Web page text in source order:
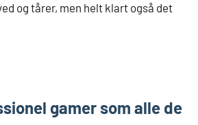
og tårer, men helt klart også det
gamer som alle de